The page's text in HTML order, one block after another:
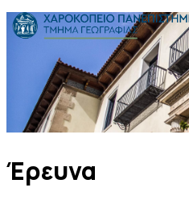
Skip to content
Το Τμήμα
Σπουδές
Προσωπικό
Έρευνα